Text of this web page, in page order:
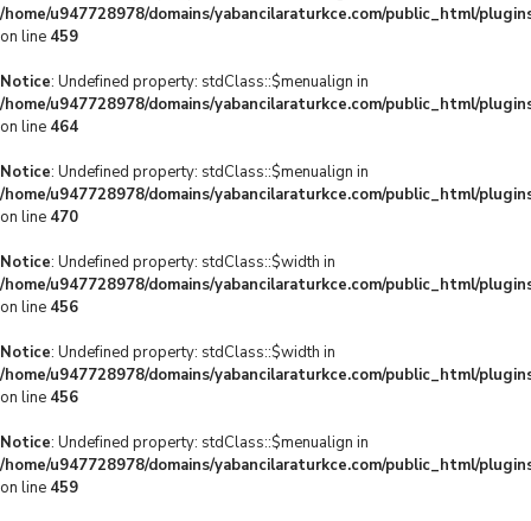
/home/u947728978/domains/yabancilaraturkce.com/public_html/
on line 459
Notice: Undefined property: stdClass::$menualign in
/home/u947728978/domains/yabancilaraturkce.com/public_html/
on line 464
Notice: Undefined property: stdClass::$menualign in
/home/u947728978/domains/yabancilaraturkce.com/public_html/
on line 470
Notice: Undefined property: stdClass::$width in
/home/u947728978/domains/yabancilaraturkce.com/public_html/
on line 456
Notice: Undefined property: stdClass::$width in
/home/u947728978/domains/yabancilaraturkce.com/public_html/
on line 456
Notice: Undefined property: stdClass::$menualign in
/home/u947728978/domains/yabancilaraturkce.com/public_html/
on line 459